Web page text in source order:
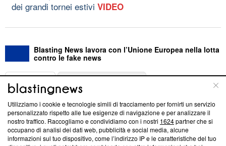
dei grandi tornei estivi VIDEO
Blasting News lavora con l’Unione Europea nella lotta
contro le fake news
ABOUT
Questa sezione offre informazioni trasparenti su Blasting
News, sui nostri processi editoriali e su come ci impegniamo a
creare news di qualità. Inoltre, afferma la nostra aderenza a
‘Trust Project - News with Integrity’Blasting News non è
Utilizziamo i cookie e tecnologie simili di tracciamento per fornirti un servizio
personalizzato rispetto alle tue esigenze di navigazione e per analizzare il
nostro traffico. Raccogliamo e condividiamo con i nostri 1624partner che si
occupano di analisi dei dati web, pubblicità e social media, alcune
informazioni sul tuo dispositivo, come l’indirizzo IP e le caratteristiche del tuo